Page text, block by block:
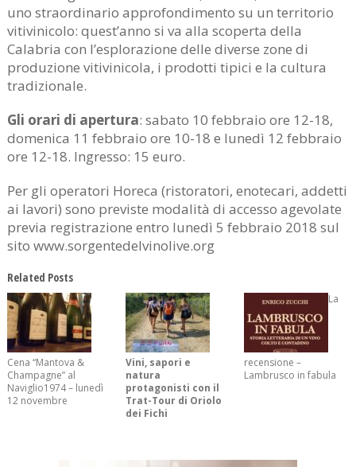
uno straordinario approfondimento su un territorio
vitivinicolo: quest’anno si va alla scoperta della
Calabria con l’esplorazione delle diverse zone di
produzione vitivinicola, i prodotti tipici e la cultura
tradizionale.
Gli orari di apertura: sabato 10 febbraio ore 12-18,
domenica 11 febbraio ore 10-18 e lunedì 12 febbraio
ore 12-18. Ingresso: 15 euro.
Per gli operatori Horeca (ristoratori, enotecari, addetti
ai lavori) sono previste modalità di accesso agevolate
previa registrazione entro lunedì 5 febbraio 2018 sul
sito www.sorgentedelvinolive.org
Related Posts
Cena “Mantova &
Champagne” al
Naviglio1974 – lunedì
12 novembre
Vini, sapori e
natura
protagonisti con il
Trat-Tour di Oriolo
dei Fichi
La
recensione –
Lambrusco in fabula